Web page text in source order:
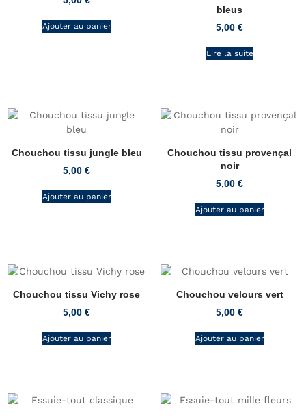
Ajouter au panier
bleus
5,00 €
Lire la suite
Chouchou tissu jungle bleu
5,00 €
Ajouter au panier
Chouchou tissu provençal
noir
5,00 €
Ajouter au panier
Chouchou tissu Vichy rose
5,00 €
Ajouter au panier
Chouchou velours vert
5,00 €
Ajouter au panier